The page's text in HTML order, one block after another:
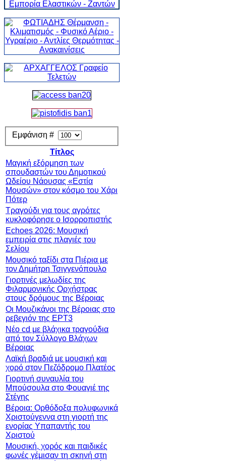
Εμφάνιση #
Τίτλος
Μαγική εξόρμηση των
σπουδαστών του Δημοτικού
Ωδείου Νάουσας «Εστία
Μουσών» στον κόσμο του Χάρι
Πότερ
Τραγούδι για τους αγρότες
κυκλοφόρησε ο Ισορροπιστής
Echoes 2026: Μουσική
εμπειρία στις πλαγιές του
Σελίου
Μουσικό ταξίδι στα Πιέρια με
τον Δημήτρη Τσιγγενόπουλο
Γιορτινές μελωδίες της
Φιλαρμονικής Ορχήστρας
στους δρόμους της Βέροιας
Οι Μουζικάνοι της Βέροιας στο
ρεβεγιόν της ΕΡΤ3
Νέο cd με βλάχικα τραγούδια
από τον Σύλλογο Βλάχων
Βέροιας
Λαϊκή βραδιά με μουσική και
χορό στον Πεζόδρομο Πλατέος
Γιορτινή συναυλία του
Μπούσουλα στο Φουαγιέ της
Στέγης
Βέροια: Ορθόδοξα πολυφωνικά
Χριστούγεννα στη γιορτή της
ενορίας Υπαπαντής του
Χριστού
Μουσική, χορός και παιδικές
φωνές γέμισαν τη σκηνή στη